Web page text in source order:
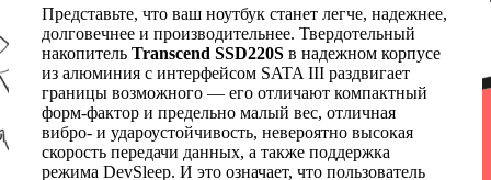
Представьте, что ваш ноутбук станет легче, надежнее,
долговечнее и производительнее. Твердотельный
накопитель Transcend SSD220S в надежном корпусе
из алюминия с интерфейсом SATA III раздвигает
границы возможного — его отличают компактный
форм-фактор и предельно малый вес, отличная
вибро- и удароустойчивость, невероятно высокая
скорость передачи данных, а также поддержка
режима DevSleep. И это означает, что пользователь